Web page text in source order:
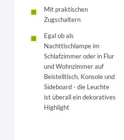
Mit praktischen
Zugschaltern
Egal ob als
Nachttischlampe im
Schlafzimmer oder in Flur
und Wohnzimmer auf
Beistelltisch, Konsole und
Sideboard - die Leuchte
ist überall ein dekoratives
Highlight